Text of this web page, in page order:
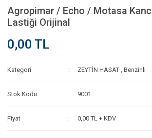
Agropimar / Echo / Motasa
Lastiği Orijinal
0,00 TL
Kategori ZEYTİN HASAT ,Benzinli
Stok Kodu 9001
Fiyat 0,00 TL + KDV